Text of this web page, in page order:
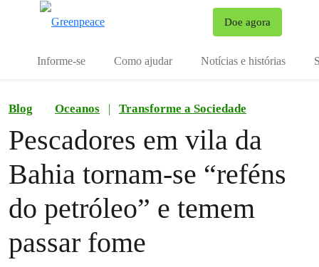
Doe agora
Informe-se Como ajudar Notícias e histórias
Blog Oceanos | Transforme a Sociedade
Pescadores em vila da
Bahia tornam-se “reféns
do petróleo” e temem
passar fome